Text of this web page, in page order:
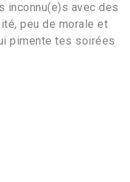
inconnu(e)s avec des
peu de morale et
pimente tes soirées